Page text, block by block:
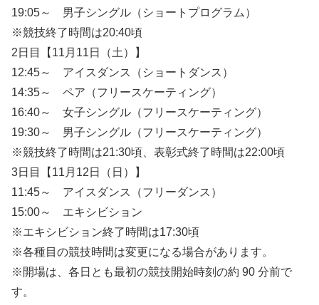
19:05～ 男子シングル（ショートプログラム）
※競技終了時間は20:40頃
2日目【11月11日（土）】
12:45～ アイスダンス（ショートダンス）
14:35～ ペア（フリースケーティング）
16:40～ 女子シングル（フリースケーティング）
19:30～ 男子シングル（フリースケーティング）
※競技終了時間は21:30頃、表彰式終了時間は22:00頃
3日目【11月12日（日）】
11:45～ アイスダンス（フリーダンス）
15:00～ エキシビション
※エキシビション終了時間は17:30頃
※各種目の競技時間は変更になる場合があります。
※開場は、各日とも最初の競技開始時刻の約 90 分前で
す。